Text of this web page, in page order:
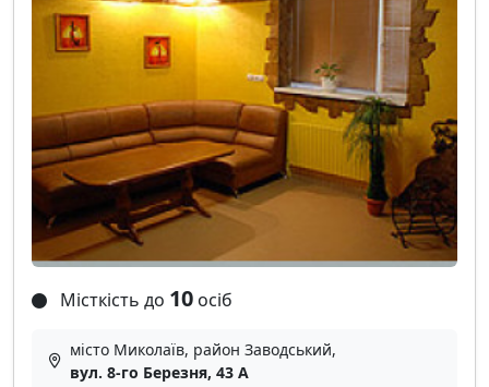
Місткість до 10 осіб
місто Миколаїв, район Заводський,
вул. 8-го Березня, 43 А